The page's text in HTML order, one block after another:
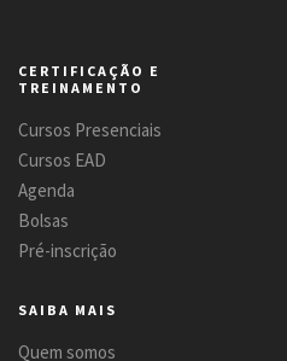
CERTIFICAÇÃO E
TREINAMENTO
Cursos Presenciais
Cursos EAD
Agenda
Bolsas
Pré-inscrição
SAIBA MAIS
Quem somos